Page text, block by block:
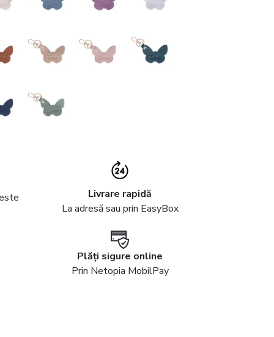
Livrare rapidă
La adresă sau prin EasyBox
Plăți sigure online
Prin Netopia MobilPay